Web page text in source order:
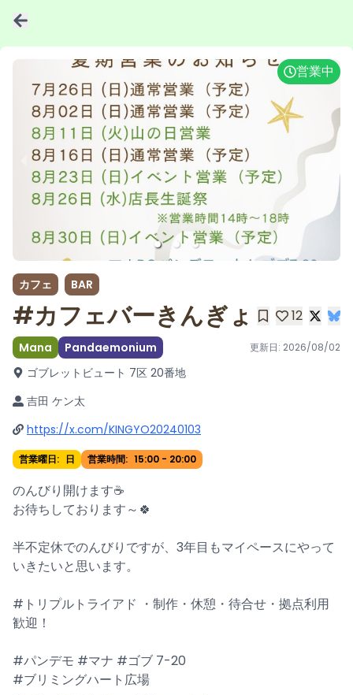
1 of 3
営業中
カフェ BAR
#カフェバーきんぎょ 12
Mana Pandaemonium 更新日: 2026/08/02
ゴブレットビュート 7区 20番地
吉田 ケン太
https://x.com/KINGYO20240103
営業曜日: 日 営業時間: 15:00 - 20:00
のんびり開けます☕
お待ちしております～🍀
半不定休でのんびりですが、3年目もマイペースにやって
いきたいと思います。
#トリプルトライアド ・制作・休憩・待合せ・拠点利用
歓迎！
#パンデモ #マナ #ゴブ 7-20
#ブリミングハート広場